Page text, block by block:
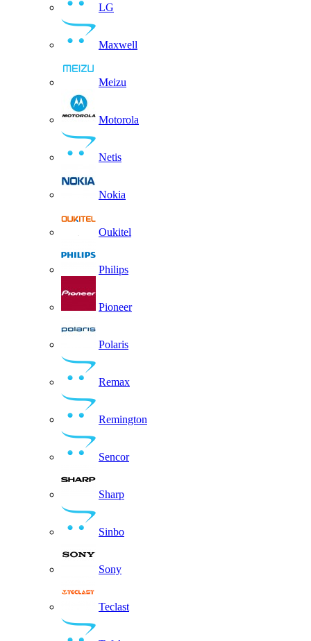
LG
Maxwell
Meizu
Motorola
Netis
Nokia
Oukitel
Philips
Pioneer
Polaris
Remax
Remington
Sencor
Sharp
Sinbo
Sony
Teclast